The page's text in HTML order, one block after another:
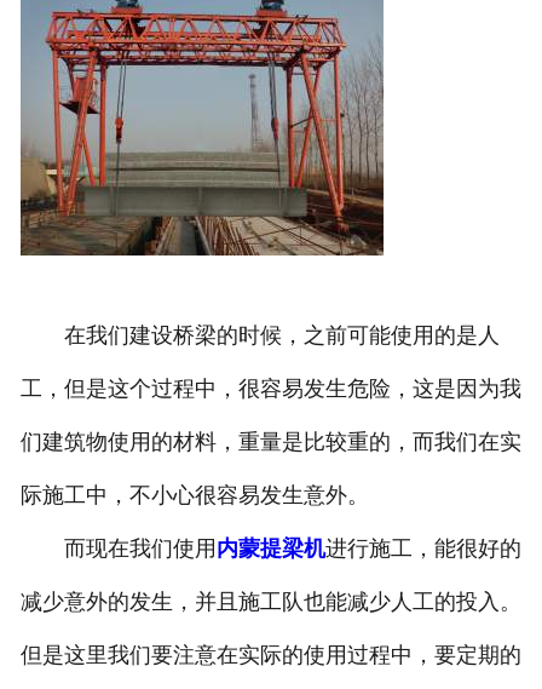
联系我们
在我们建设桥梁的时候，之前可能使用的是人
工，但是这个过程中，很容易发生危险，这是因为我
们建筑物使用的材料，重量是比较重的，而我们在实
际施工中，不小心很容易发生意外。
而现在我们使用 内蒙提梁机进行施工，能很好的
减少意外的发生，并且施工队也能减少人工的投入。
但是这里我们要注意在实际的使用过程中，要定期的